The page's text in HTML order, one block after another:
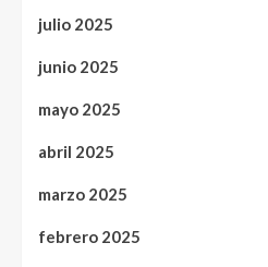
julio 2025
junio 2025
mayo 2025
abril 2025
marzo 2025
febrero 2025